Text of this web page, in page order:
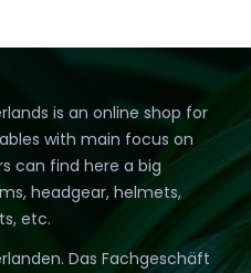
is an online shop for
with main focus on
can find here a big
headgear, helmets,
etc.
Das Fachgeschäft